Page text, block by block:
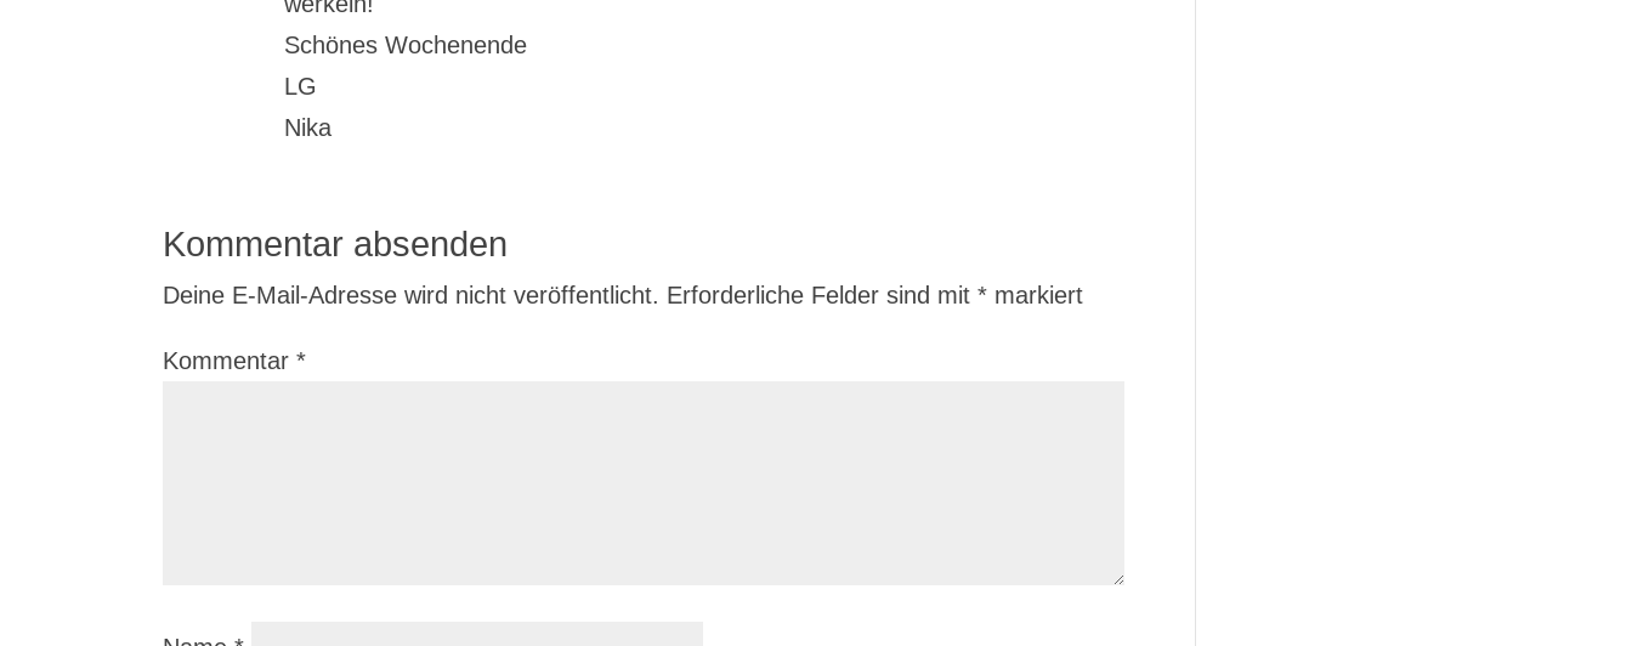
Schönes Wochenende
LG
Nika
Kommentar absenden
Deine E-Mail-Adresse wird nicht veröffentlicht. Erforderliche Felder sind mit* markiert
Kommentar*